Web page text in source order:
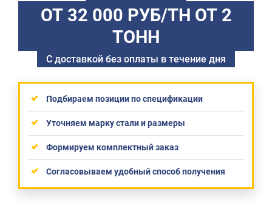
ОТ 32 000 РУБ/ТН ОТ 2
ТОНН
С доставкой без оплаты в течение дня
Подбираем позиции по спецификации
Уточняем марку стали и размеры
Формируем комплектный заказ
Согласовываем удобный способ получения